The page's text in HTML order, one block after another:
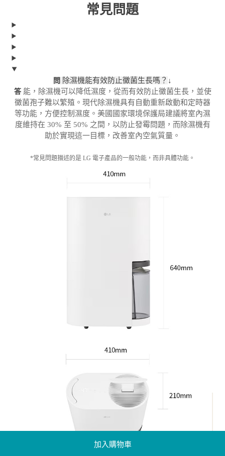
加入購物車
常見問題
問 除濕機能有效防止黴菌生長嗎？ ↓
答 能，除濕機可以降低濕度，從而有效防止黴菌生長，並使
黴菌孢子難以繁殖。現代除濕機具有自動重新啟動和定時器
等功能，方便控制濕度。美國國家環境保護局建議將室內濕
度維持在 30% 至 50% 之間，以防止發霉問題，而除濕機有
助於實現這一目標，改善室內空氣質量。
*常見問題描述的是 LG 電子產品的一般功能，而非具體功能。